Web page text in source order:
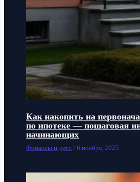
Как накопить на
по ипотеке — пошаговая
начинающих
Финансы и дети /6 ноября, 2025